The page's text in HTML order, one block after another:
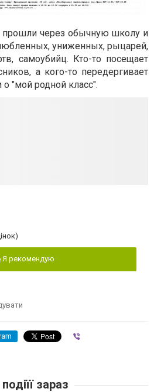
прошли через обычную школу и
униженных, рыцарей,
самоубийц. Кто-то посещает
а кого-то передергивает
"мой родной класс".
Я рекомендую
подіїї зараз